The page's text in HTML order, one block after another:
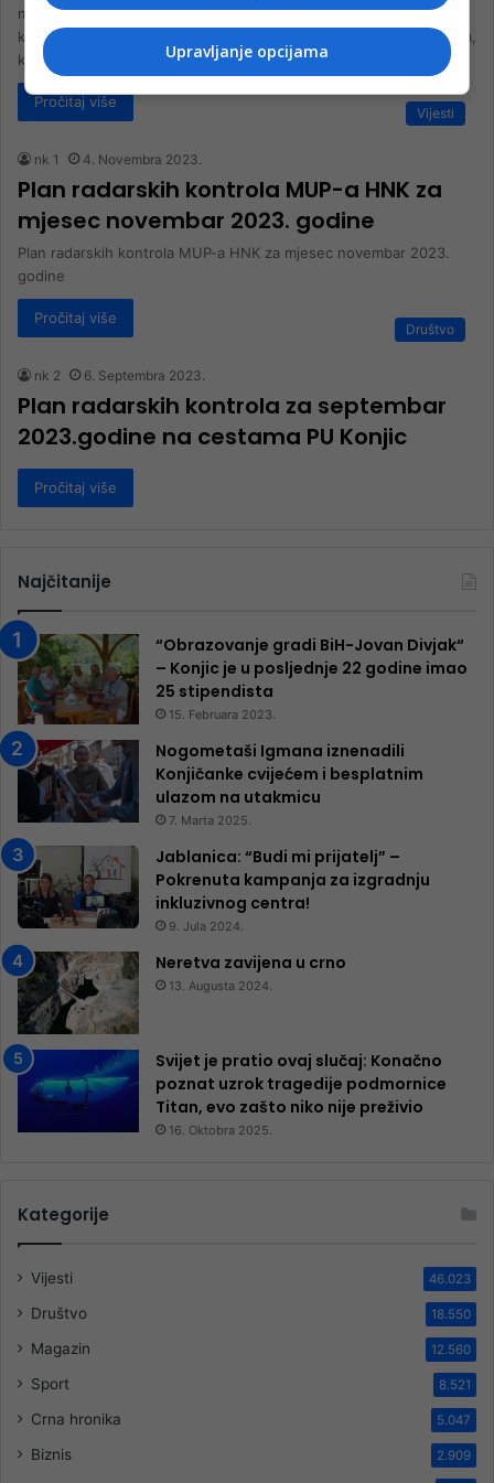
mjesecjanuar/siječanj2024. godineDostavljamo vam Plan radarskih
kontrola za mjesec januar/siječanj 2024. godine,nacestama HNK-a,
kako…
Pročitaj više
Vijesti
nk 1 4. Novembra 2023.
Plan radarskih kontrola MUP-a HNK za
mjesec novembar 2023. godine
Plan radarskih kontrola MUP-a HNK za mjesec novembar 2023.
godine
Pročitaj više
Društvo
nk 2 6. Septembra 2023.
Plan radarskih kontrola za septembar
2023.godine na cestama PU Konjic
Pročitaj više
Najčitanije
“Obrazovanje gradi BiH-Jovan Divjak“
– Konjic je u posljednje 22 godine imao
25 ​​stipendista
15. Februara 2023.
Nogometaši Igmana iznenadili
Konjičanke cvijećem i besplatnim
ulazom na utakmicu
7. Marta 2025.
Jablanica: “Budi mi prijatelj” –
Pokrenuta kampanja za izgradnju
inkluzivnog centra!
9. Jula 2024.
Neretva zavijena u crno
13. Augusta 2024.
Svijet je pratio ovaj slučaj: Konačno
poznat uzrok tragedije podmornice
Titan, evo zašto niko nije preživio
16. Oktobra 2025.
Kategorije
Vijesti 46.023
Društvo 18.550
Magazin 12.560
Sport 8.521
Crna hronika 5.047
Biznis 2.909
Upravljanje opcijama